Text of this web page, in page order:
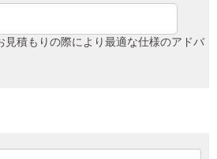
積もりの際により最適な仕様のアドバ